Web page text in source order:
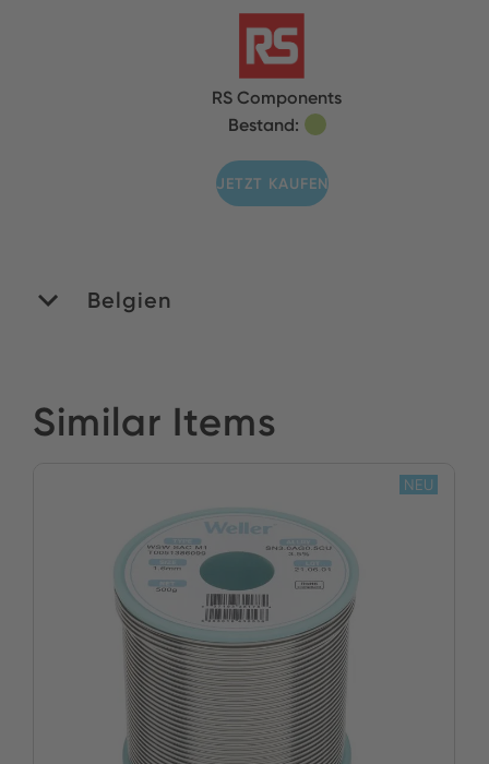
RS Components
Bestand:
JETZT KAUFEN
Belgien
Bestand:
Similar Items
NEU